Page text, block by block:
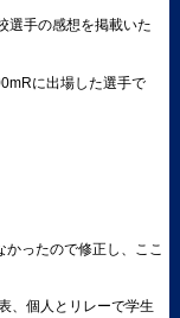
選手の感想を掲載いた
に出場した選手で
ったので修正し、ここ
、個人とリレーで学生